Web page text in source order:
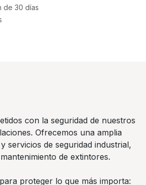
de 30 días
con la seguridad de nuestros
Ofrecemos una amplia
servicios de seguridad industrial,
de extintores.
proteger lo que más importa: